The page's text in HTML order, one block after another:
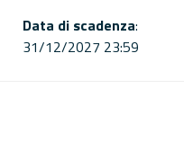
Data di scadenza:
31/12/2027 23:59